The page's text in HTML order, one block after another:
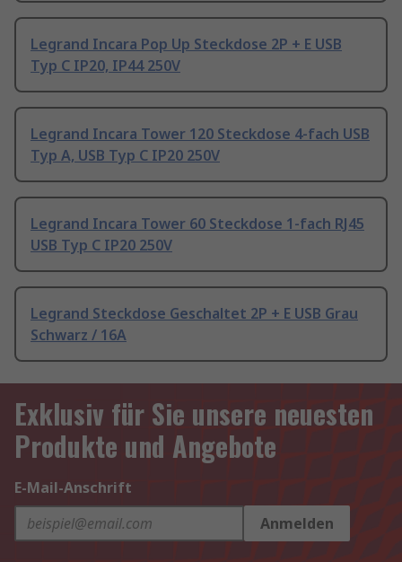
Legrand Incara Pop Up Steckdose 2P + E USB
Typ C IP20, IP44 250V
Legrand Incara Tower 120 Steckdose 4-fach USB
Typ A, USB Typ C IP20 250V
Legrand Incara Tower 60 Steckdose 1-fach RJ45
USB Typ C IP20 250V
Legrand Steckdose Geschaltet 2P + E USB Grau
Schwarz / 16A
Exklusiv für Sie unsere neuesten
Produkte und Angebote
E-Mail-Anschrift
Anmelden